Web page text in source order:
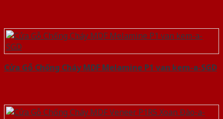
Cửa Gỗ Chống Cháy MDF Melamine P1 van kem-a-SGD